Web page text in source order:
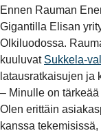
Ennen Rauman
Gigantilla Elisan
Olkiluodossa.
kuuluvat Sukkela-
latausratkaisujen ja
– Minulle on
Olen erittäin
kanssa